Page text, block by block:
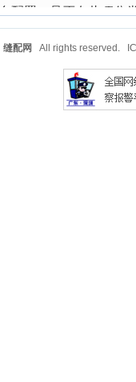
缝配网 All rights reserved.